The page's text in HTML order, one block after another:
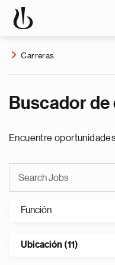
Carreras
Buscador de
Encuentre
Función
Ubicación (11)